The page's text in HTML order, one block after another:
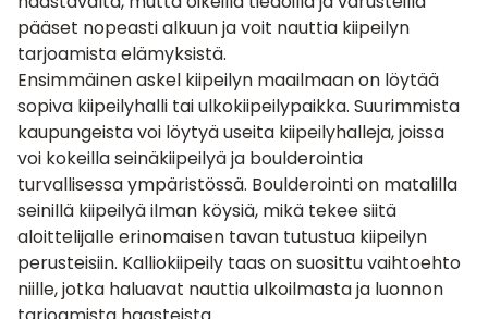
pääset nopeasti alkuun ja voit nauttia kiipeilyn
tarjoamista elämyksistä.
Ensimmäinen askel kiipeilyn maailmaan on löytää
sopiva kiipeilyhalli tai ulkokiipeilypaikka. Suurimmista
kaupungeista voi löytyä useita kiipeilyhalleja, joissa
voi kokeilla seinäkiipeilyä ja boulderointia
turvallisessa ympäristössä. Boulderointion matalilla
seinillä kiipeilyä ilman köysiä, mikä tekee siitä
aloittelijalle erinomaisen tavan tutustua kiipeilyn
perusteisiin. Kalliokiipeily taas on suosittu vaihtoehto
niille, jotka haluavat nauttia ulkoilmasta ja luonnon